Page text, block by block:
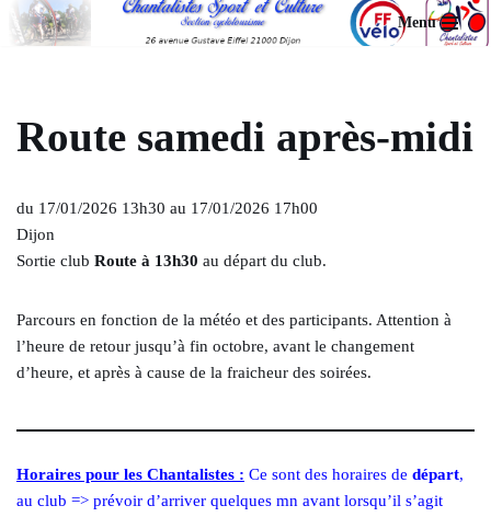
Menu
Route samedi après-midi
du 17/01/2026 13h30 au 17/01/2026 17h00
Dijon
Sortie club Route à 13h30 au départ du club.
Parcours en fonction de la météo et des participants. Attention à
l’heure de retour jusqu’à fin octobre, avant le changement
d’heure, et après à cause de la fraicheur des soirées.
Horaires pour les Chantalistes : Ce sont des horaires de départ,
au club => prévoir d’arriver quelques mn avant lorsqu’il s’agit